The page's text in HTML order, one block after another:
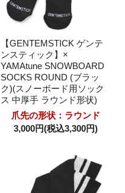
【GENTEMSTICK ゲンテ
ンスティック】×
YAMAtune SNOWBOARD
SOCKS ROUND (ブラッ
ク)(スノーボード用ソック
ス 中厚手 ラウンド形状)
爪先の形状：ラウンド
3,000円(税込3,300円)